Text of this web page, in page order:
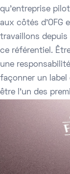
qu'entreprise
aux côtés d'OFG
travaillons
ce référentiel.
une
façonner un label
être l'un des